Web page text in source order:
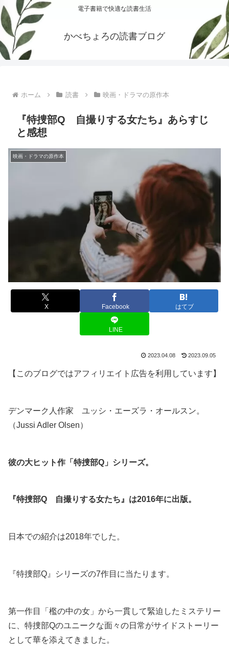
電子書籍で快適な読書生活
かべちょろの読書ブログ
ホーム 読書 映画・ドラマの原作本
『特捜部Q 自撮りする女たち』あらすじ
と感想
映画・ドラマの原作本
X Facebook はてブ
LINE
2023.04.08 2023.09.05
【このブログではアフィリエイト広告を利用しています】
デンマーク人作家 ユッシ・エーズラ・オールスン。
（Jussi Adler Olsen）
彼の大ヒット作「特捜部Q」シリーズ。
『特捜部Q 自撮りする女たち』は2016年に出版。
日本での紹介は2018年でした。
『特捜部Q』シリーズの7作目に当たります。
第一作目「檻の中の女」から一貫して緊迫したミステリー
に、特捜部Qのユニークな面々の日常がサイドストーリー
として華を添えてきました。